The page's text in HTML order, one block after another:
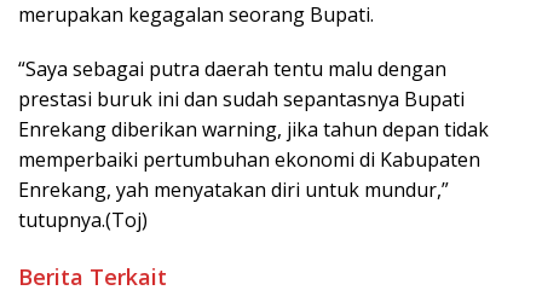
merupakan kegagalan seorang Bupati.
“Saya sebagai putra daerah tentu malu dengan
prestasi buruk ini dan sudah sepantasnya Bupati
Enrekang diberikan warning, jika tahun depan tidak
memperbaiki pertumbuhan ekonomi di Kabupaten
Enrekang, yah menyatakan diri untuk mundur,”
tutupnya.(Toj)
Berita Terkait